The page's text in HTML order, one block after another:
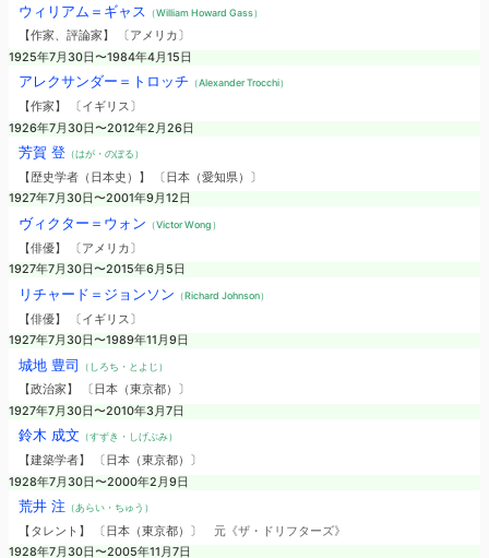
ウィリアム＝ギャス （William Howard Gass）
【作家、評論家】 〔アメリカ〕
1925年7月30日〜1984年4月15日
アレクサンダー＝トロッチ （Alexander Trocchi）
【作家】 〔イギリス〕
1926年7月30日〜2012年2月26日
芳賀 登（はが・のぼる）
【歴史学者（日本史）】 〔日本（愛知県）〕
1927年7月30日〜2001年9月12日
ヴィクター＝ウォン （Victor Wong）
【俳優】 〔アメリカ〕
1927年7月30日〜2015年6月5日
リチャード＝ジョンソン （Richard Johnson）
【俳優】 〔イギリス〕
1927年7月30日〜1989年11月9日
城地 豊司 （しろち・とよじ）
【政治家】 〔日本（東京都）〕
1927年7月30日〜2010年3月7日
鈴木 成文 （すずき・しげぶみ）
【建築学者】 〔日本（東京都）〕
1928年7月30日〜2000年2月9日
荒井 注 （あらい・ちゅう）
【タレント】 〔日本（東京都）〕 元《ザ・ドリフターズ》
1928年7月30日〜2005年11月7日